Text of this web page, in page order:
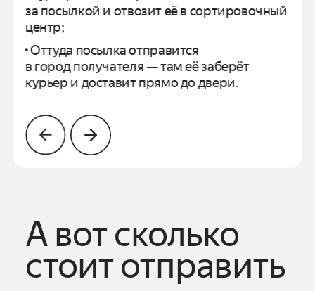
за посылкой и отвозитеё в сортировочный
центр;
Оттуда посылка отправится
в город получателя —там её заберёт
курьер и доставит прямо до двери.
А вот сколько
стоит отправить